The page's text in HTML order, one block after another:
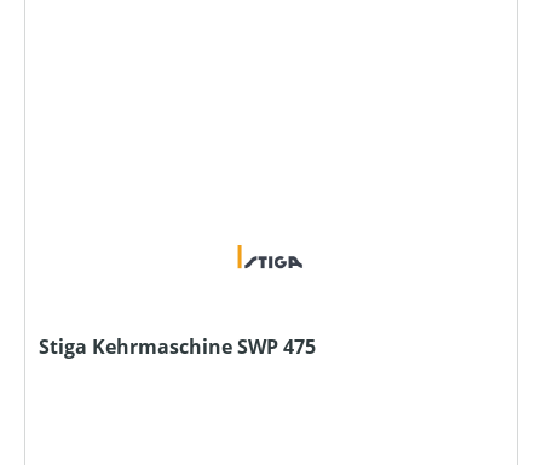
Stiga Kehrmaschine SWP 475